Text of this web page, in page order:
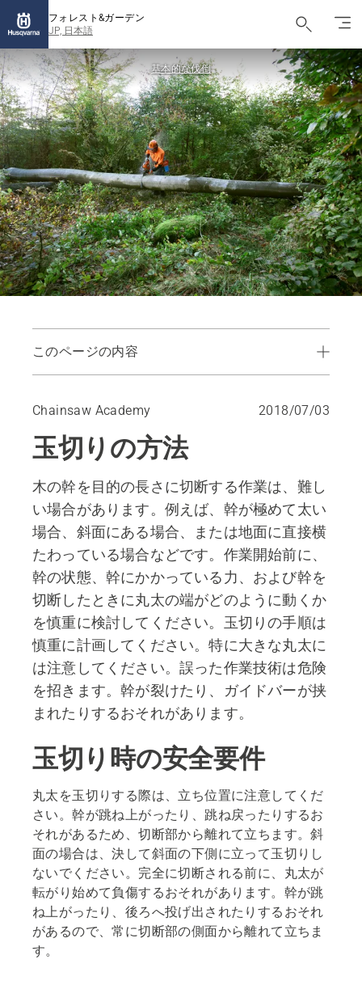
フォレスト&ガーデン
JP, 日本語
基本的な伐倒
このページの内容
上部に圧力がかかっている場合
下部に圧力がかかっている場合
Chainsaw Academy 2018/07/03
玉切りの方法
木の幹を目的の長さに切断する作業は、難し
い場合があります。例えば、幹が極めて太い
場合、斜面にある場合、または地面に直接横
たわっている場合などです。作業開始前に、
幹の状態、幹にかかっている力、および幹を
切断したときに丸太の端がどのように動くか
を慎重に検討してください。玉切りの手順は
慎重に計画してください。特に大きな丸太に
は注意してください。誤った作業技術は危険
を招きます。幹が裂けたり、ガイドバーが挟
まれたりするおそれがあります。
玉切り時の安全要件
丸太を玉切りする際は、立ち位置に注意してくだ
さい。幹が跳ね上がったり、跳ね戻ったりするお
それがあるため、切断部から離れて立ちます。斜
面の場合は、決して斜面の下側に立って玉切りし
ないでください。完全に切断される前に、丸太が
転がり始めて負傷するおそれがあります。幹が跳
ね上がったり、後ろへ投げ出されたりするおそれ
があるので、常に切断部の側面から離れて立ちま
す。